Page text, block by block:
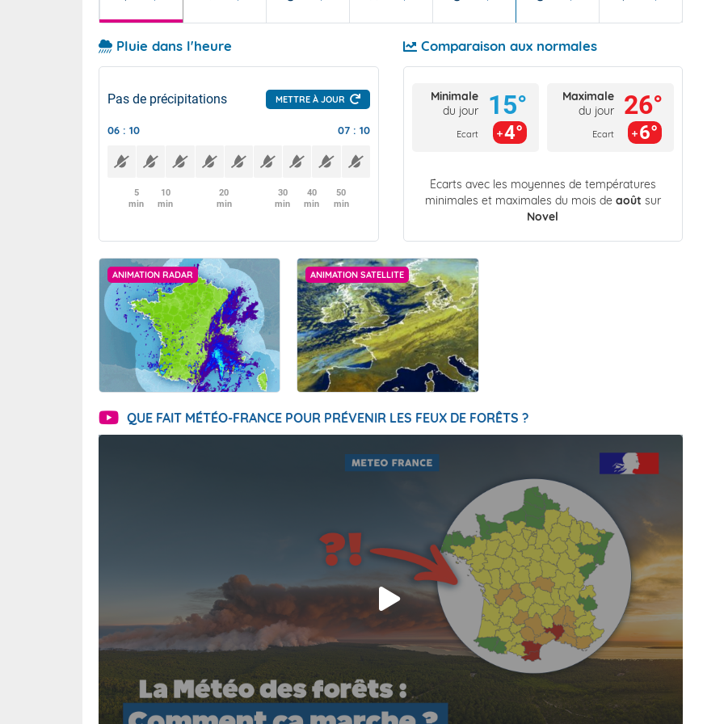
Pluie dans l'heure
Pas de précipitations METTRE À JOUR
06 : 10 07 : 10
5
min
10
min
20
min
30
min
40
min
50
min
Comparaison aux normales
Minimale
du jour
Ecart
15°
4°
Maximale
du jour
Ecart
26°
6°
Écarts avec les moyennes de températures
minimales et maximales du mois de août sur
Novel
ANIMATION RADAR ANIMATION SATELLITE
QUE FAIT MÉTÉO-FRANCE POUR PRÉVENIR LES FEUX DE FORÊTS ?